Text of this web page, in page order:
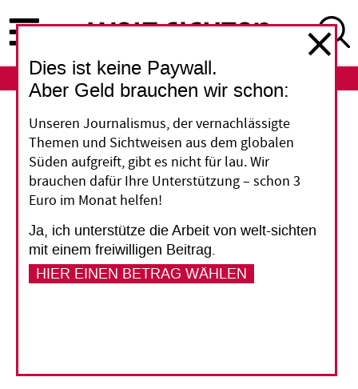
zum
Inhalt
ABO
Migration in Lateinamerika
Akzeptanz
venezolanischer
Flüchtlinge schwindet
Die Corona-Pandemie hat Armut und
Dies ist keine Paywall.
Aber Geld brauchen wir schon:
Unseren Journalismus, der vernachlässigte
Themen und Sichtweisen aus dem globalen
Süden aufgreift, gibt es nicht für lau. Wir
brauchen dafür Ihre Unterstützung – schon 3
Euro im Monat helfen!
Ja, ich unterstütze die Arbeit von welt-sichten
mit einem freiwilligen Beitrag.
HIER EINEN BETRAG WÄHLEN